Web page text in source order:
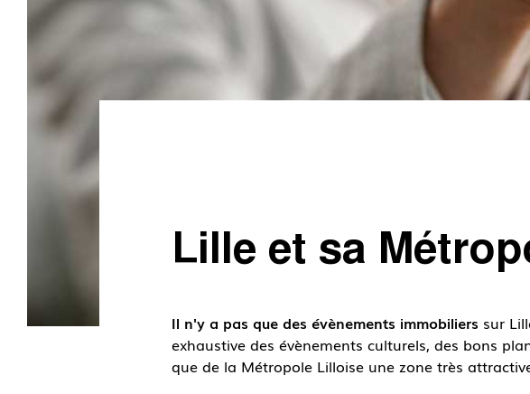
Lille et sa
Il n'y a pas que des évènements immobiliers sur
exhaustive des évènements culturels, des bons
que de la Métropole Lilloise une zone très